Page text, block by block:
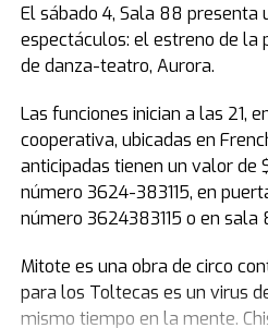
respuesta espiritual o de salud
"No seas solo un espectador.
recibir tu milagro", enfatizaron
cierre de la edición.
Para más información sobre
interesados pueden consultar
55 Años de Legado en la
fundamental en la formación
contribuyendo de manera
El sábado 4, Sala 88 presenta
espectáculos: el estreno de la
de danza-teatro, Aurora.
Las funciones inician a las 21,
cooperativa, ubicadas en
anticipadas tienen un valor de
número 3624-383115, en
número 3624383115 o en sala
Mitote es una obra de circo
para los Toltecas es un virus
mismo tiempo en la mente.